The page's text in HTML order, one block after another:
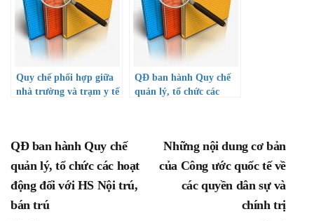
Quy chế phối hợp giữa
nhà trường và trạm y tế
QĐ ban hành Quy chế
quản lý, tổ chức các
QĐ ban hành Quy chế
quản lý, tổ chức các hoạt
động đối với HS Nội trú,
bán trú
Những nội dung cơ bản
của Công ước quốc tế về
các quyền dân sự và
chính trị